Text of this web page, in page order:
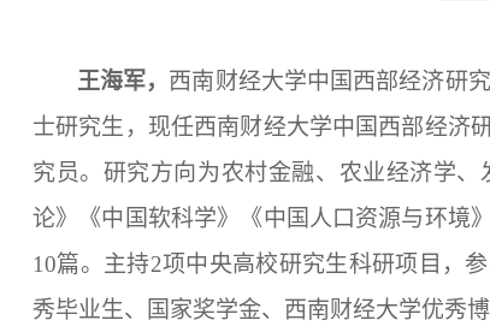
王海军， 西南财经大学中国西部经济研
士研究生，现任西南财经大学中国西部经济
究员。研究方向为农村金融、农业经济学
论》《中国软科学》《中国人口资源与环境
10篇。主持2项中央高校研究生科研项目，
秀毕业生、国家奖学金、西南财经大学优秀